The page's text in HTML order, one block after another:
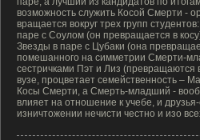
возможность служить Косой Смерти -
вращается вокруг трех групп
паре с Соулом (он превращается в
Звезды в паре с Цубаки (она
помешанного на симметрии Смерти-
сестричками Пэт и Лиз (превращаются
вузе, процветает семейственность –
Косы Смерти, а Смерть-младший -
влияет на отношение к учебе, и
изничтожении нечисти честно и изо